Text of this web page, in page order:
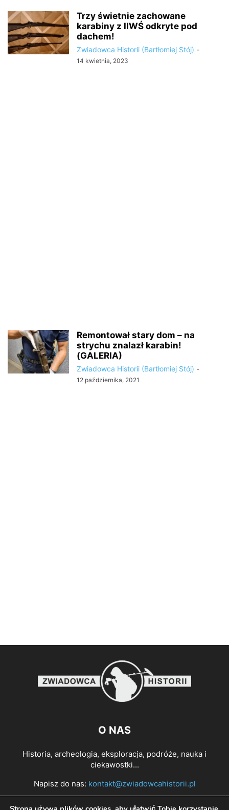
Trzy świetnie zachowane
karabiny z IIWŚ odkryte pod
dachem!
Zwiadowca Historii (Bartłomiej Stój) -
14 kwietnia, 2023
Remontował stary dom – na
strychu znalazł karabin!
(GALERIA)
Zwiadowca Historii (Bartłomiej Stój) -
12 października, 2021
O NAS
Historia, archeologia, eksploracja, podróże, nauka i
ciekawostki...
Napisz do nas: kontakt@zwiadowcahistorii.pl